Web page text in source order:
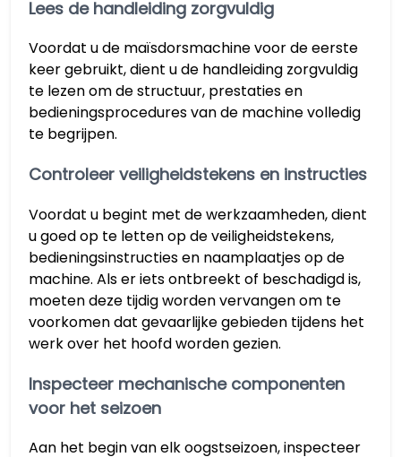
Lees de handleiding zorgvuldig
Voordat u de maïsdorsmachine voor de eerste
keer gebruikt, dient u de handleiding zorgvuldig
te lezen om de structuur, prestaties en
bedieningsprocedures van de machine volledig
te begrijpen.
Controleer veiligheidstekens en instructies
Voordat u begint met de werkzaamheden, dient
u goed op te letten op de veiligheidstekens,
bedieningsinstructies en naamplaatjes op de
machine. Als er iets ontbreekt of beschadigd is,
moeten deze tijdig worden vervangen om te
voorkomen dat gevaarlijke gebieden tijdens het
werk over het hoofd worden gezien.
Inspecteer mechanische componenten
voor het seizoen
Aan het begin van elk oogstseizoen, inspecteer